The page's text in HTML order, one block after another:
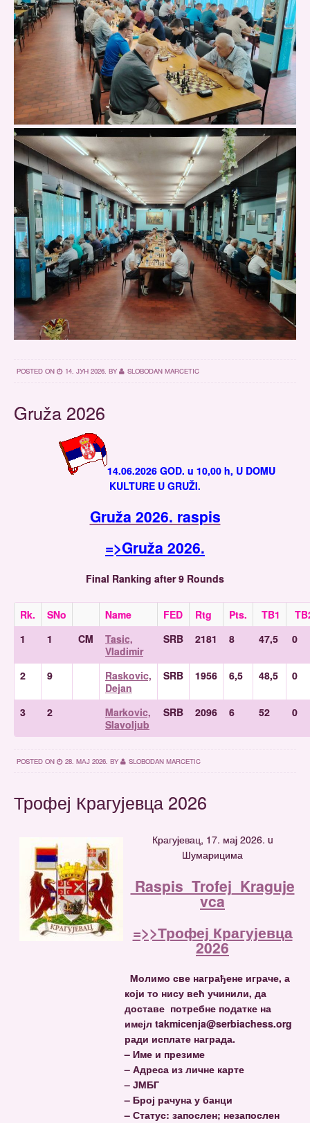
POSTED ON 14. ЈУН 2026. BY SLOBODAN MARCETIC
Gruža 2026
14.06.2026 GOD. u 10,00 h, U DOMU
KULTURE U GRUŽI.
Gruža 2026. raspis
=>Gruža 2026.
Final Ranking after 9 Rounds
Rk. SNo Name FED Rtg Pts. TB1
1
1 CM
Tasic,
Vladimir
SRB 2181 8 47,5 0
2 9
Raskovic,
Dejan
SRB 1956 6,5 48,5 0
3 2
Markovic,
Slavoljub
SRB 2096 6 52 0
POSTED ON 28. МАЈ 2026. BY SLOBODAN MARCETIC
Трофеј Крагујевца 2026
Крагујевац, 17. мај 2026. u
Шумарицима
Raspis_Trofej_Kraguje
vca
=>>Трофеј Крагујевца
2026
Молимо све награђене играче, а
који то нису већ учинили, да
доставе потребне податке на
имејл takmicenja@serbiachess.org
ради исплате награда.
– Име и презиме
– Адреса из личне карте
– ЈМБГ
– Број рачуна у банци
– Статус: запослен; незапослен